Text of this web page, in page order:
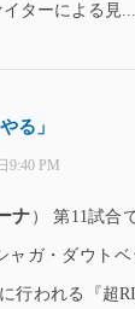
ターによる見...
る」
9:40 PM
ナ ） 第11試合
ャガ・ダウト
行われる『超